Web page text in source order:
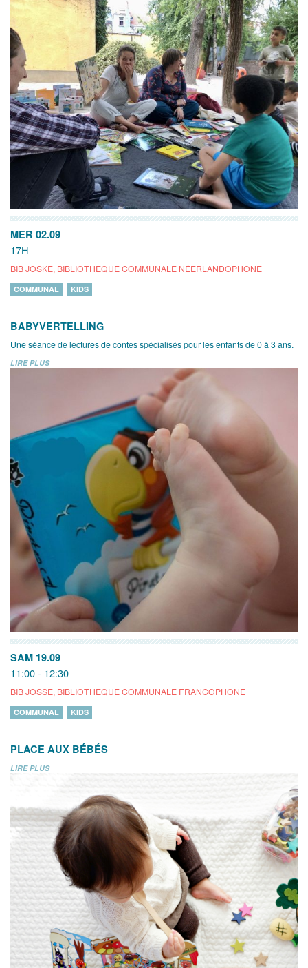
MER 02.09
17H
BIB JOSKE, BIBLIOTHÈQUE COMMUNALE NÉERLANDOPHONE
COMMUNAL KIDS
BABYVERTELLING
Une séance de lectures de contes spécialisés pour les enfants de 0 à 3 ans.
LIRE PLUS
SAM 19.09
11:00 - 12:30
BIB JOSSE, BIBLIOTHÈQUE COMMUNALE FRANCOPHONE
COMMUNAL KIDS
PLACE AUX BÉBÉS
LIRE PLUS